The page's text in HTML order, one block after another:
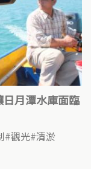
月潭水庫面臨
觀光 清淤